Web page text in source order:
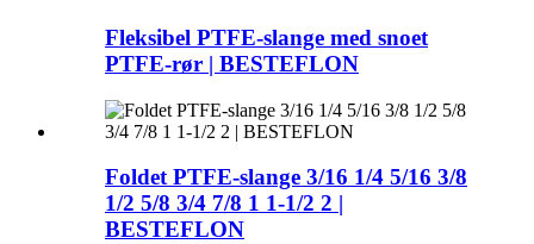
Fleksibel PTFE-slange med snoet
PTFE-rør | BESTEFLON
Foldet PTFE-slange 3/16 1/4 5/16 3/8
1/2 5/8 3/4 7/8 1 1-1/2 2 |
BESTEFLON